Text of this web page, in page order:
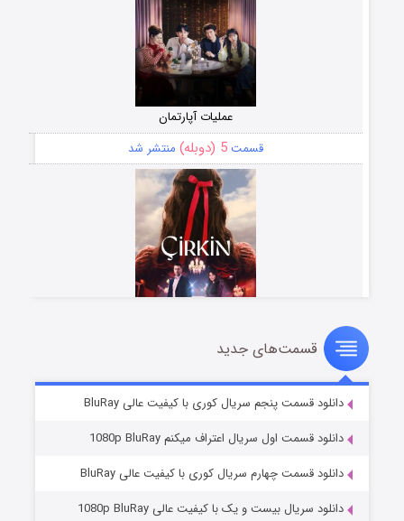
عملیات آپارتمان
قسمت5 (دوبله) منتشر شد
سریال زشت
قسمت2 (زیرنویس) منتشر شد
قسمت‌های جدید
دانلود قسمت پنجم سریال کوری با کیفیت عالی BluRay
دانلود قسمت اول سریال اعتراف میکنم 1080p BluRay
دانلود قسمت چهارم سریال کوری با کیفیت عالی BluRay
دانلود سریال بیست و یک با کیفیت عالی 1080p BluRay